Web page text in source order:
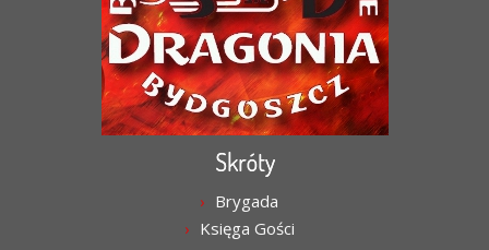
Skróty
Brygada
Księga Gości